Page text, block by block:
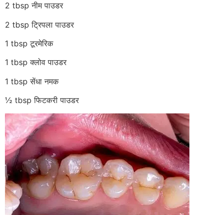
2 tbsp नीम पाउडर
2 tbsp ट्रिपला पाउडर
1 tbsp टूरमेरिक
1 tbsp क्लोव पाउडर
1 tbsp सेंधा नमक
½ tbsp फिटकरी पाउडर